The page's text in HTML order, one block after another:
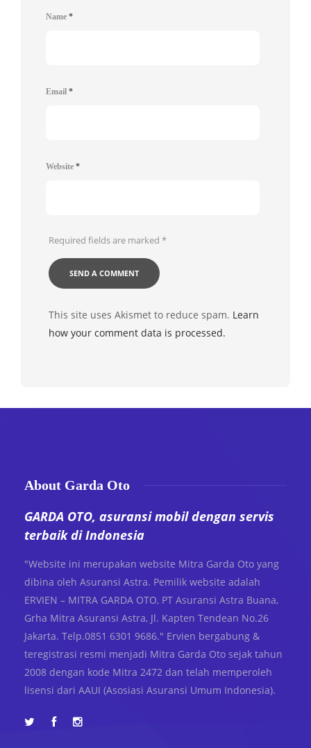
Name *
Email *
Website *
Required fields are marked *
This site uses Akismet to reduce spam. Learn
how your comment data is processed.
About Garda Oto
GARDA OTO, asuransi mobil dengan servis
terbaik di Indonesia
"Website ini merupakan website Mitra Garda Oto yang
dibina oleh Asuransi Astra. Pemilik website adalah
ERVIEN – MITRA GARDA OTO, PT Asuransi Astra Buana,
Grha Mitra Asuransi Astra, Jl. Kapten Tendean No.26
Jakarta. Telp.0851 6301 9686." Ervien bergabung &
teregistrasi resmi menjadi Mitra Garda Oto sejak tahun
2008 dengan kode Mitra 2472 dan telah memperoleh
lisensi dari AAUI (Asosiasi Asuransi Umum Indonesia).